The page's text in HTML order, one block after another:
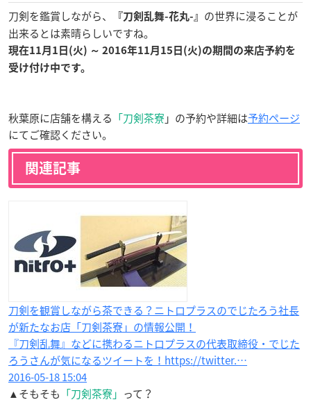
刀剣を鑑賞しながら、 『刀剣乱舞-花丸-』 の世界に浸ることが
出来るとは素晴らしいですね。
現在11月1日(火) ～ 2016年11月15日(火)の期間の来店予約を
受け付け中です。
秋葉原に店舗を構える 「刀剣茶寮 」の予約や詳細は予約ページ
にてご確認ください。
関連記事
刀剣を観賞しながら茶できる？ニトロプラスのでじたろう社長
が新たなお店「刀剣茶寮」の情報公開！
『刀剣乱舞』などに携わるニトロプラスの代表取締役・でじた
ろうさんが気になるツイートを！https://twitter.…
2016-05-18 15:04
▲そもそも 「刀剣茶寮」 って？